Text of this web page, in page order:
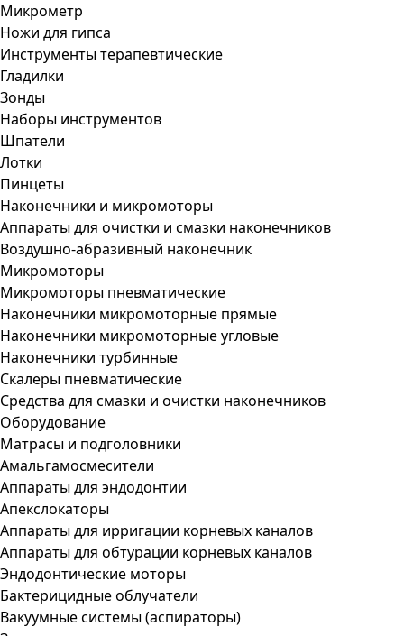
Микрометр
Ножи для гипса
Инструменты терапевтические
Гладилки
Зонды
Наборы инструментов
Шпатели
Лотки
Пинцеты
Наконечники и микромоторы
Аппараты для очистки и смазки наконечников
Воздушно-абразивный наконечник
Микромоторы
Микромоторы пневматические
Наконечники микромоторные прямые
Наконечники микромоторные угловые
Наконечники турбинные
Скалеры пневматические
Средства для смазки и очистки наконечников
Оборудование
Матрасы и подголовники
Амальгамосмесители
Аппараты для эндодонтии
Апекслокаторы
Аппараты для ирригации корневых каналов
Аппараты для обтурации корневых каналов
Эндодонтические моторы
Бактерицидные облучатели
Вакуумные системы (аспираторы)